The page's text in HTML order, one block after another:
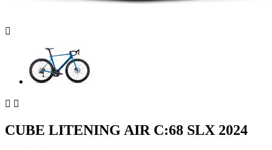

 
CUBE LITENING AIR C:68 SLX 2024